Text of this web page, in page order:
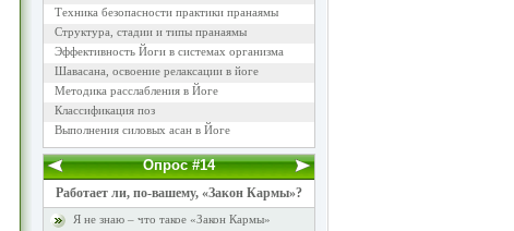
Техника безопасности практики пранаямы
Структура, стадии и типы пранаямы
Эффективность Йоги в системах организма
Шавасана, освоение релаксации в йоге
Методика расслабления в Йоге
Классификация поз
Выполнения силовых асан в Йоге
Опрос #14
Работает ли, по-вашему, «Закон Кармы»?
Я не знаю – что такое «Закон Кармы»